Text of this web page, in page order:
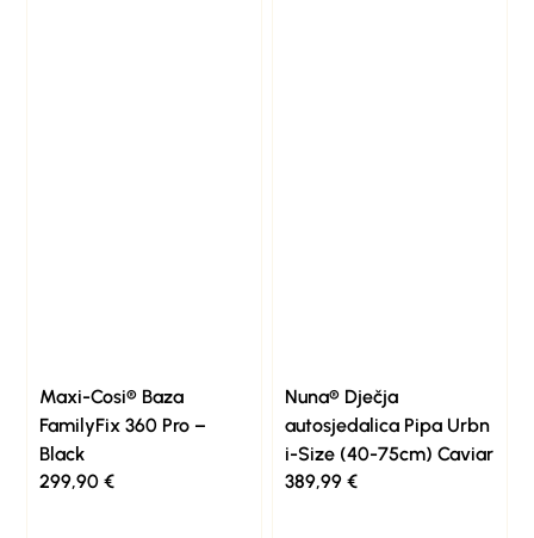
Maxi-Cosi® Baza
FamilyFix 360 Pro –
Black
299,90€
Nuna® Dječja
autosjedalica Pipa Urbn
i-Size (40-75cm) Caviar
389,99 €